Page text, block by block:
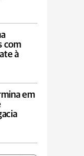
com
à
em